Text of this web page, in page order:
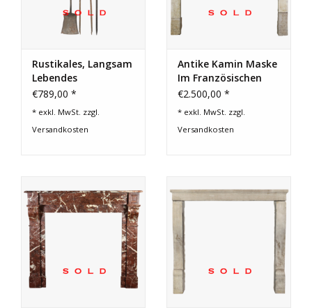
Rustikales, Langsam
Lebendes
Kaminbesteck-
Schmiedeeisen
€789,00 *
* exkl. MwSt. zzgl.
Versandkosten
Antike Kamin Maske
Im Französischen
Landhausstil Aus
€2.500,00 *
* exkl. MwSt. zzgl.
Versandkosten